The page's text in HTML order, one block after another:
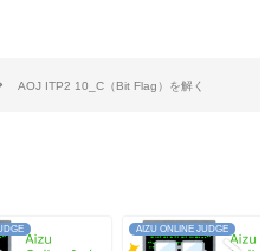
AOJ ITP2 10_C（Bit Flag）を解く
AIZU ONLINE JUDGE